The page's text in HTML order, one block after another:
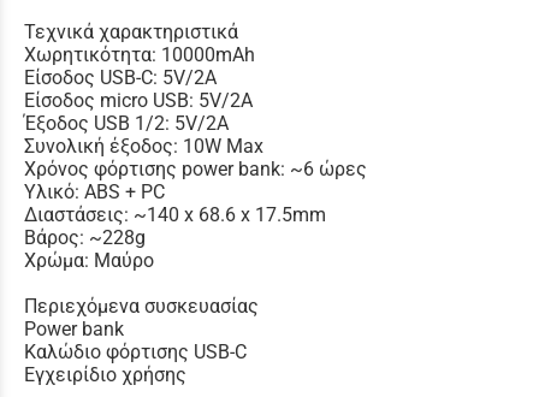
Τεχνικά χαρακτηριστικά
Χωρητικότητα: 10000mAh
Είσοδος USB-C: 5V/2A
Είσοδος micro USB: 5V/2A
Έξοδος USB 1/2: 5V/2A
Συνολική έξοδος: 10W Max
Χρόνος φόρτισης power bank: ~6 ώρες
Υλικό: ABS + PC
Διαστάσεις: ~140 x 68.6 x 17.5mm
Βάρος: ~228g
Χρώμα: Μαύρο
Περιεχόμενα συσκευασίας
Power bank
Καλώδιο φόρτισης USB-C
Εγχειρίδιο χρήσης